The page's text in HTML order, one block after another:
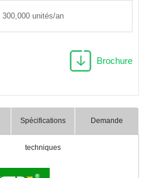
300,000 unités/an
Brochure
Spécifications
techniques
Demande